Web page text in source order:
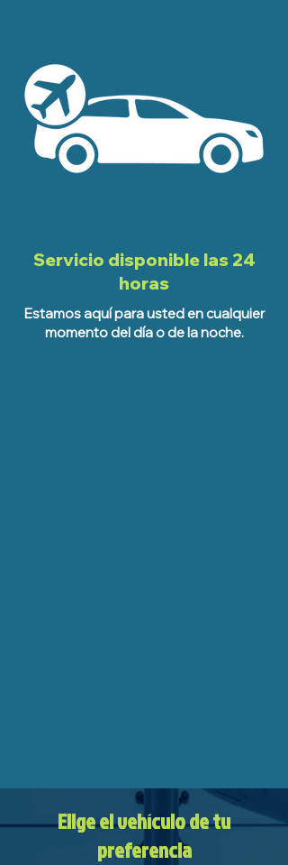
Servicio disponible las 24
horas
Estamos aquí para usted en cualquier
momento del día o de la noche.
Elige el vehículo de tu
preferencia